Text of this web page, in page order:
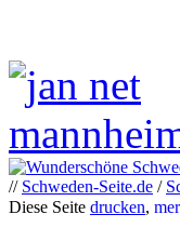
// Schweden-Seite.de /
Diese Seite drucken,